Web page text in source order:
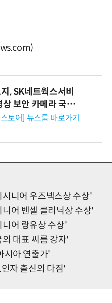
, SK네트웍스서비
상 보안 카메라 국내
매 파트너십 체결
토어] 뉴스룸 바로가기
니어 우즈넥스상 수상'
어 벤셀 클리닉상 수상'
니어 랑유상 수상'
대표 씨름 강자'
시아 연출가'
자 출신의 다짐'